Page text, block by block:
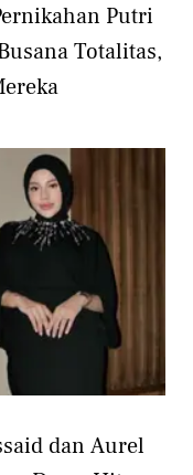
Putri
Totalitas,
dan Aurel